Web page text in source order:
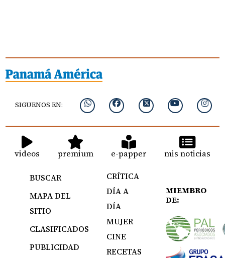
SIGUENOS EN:
videos premium e-papper mis noticias
BUSCAR
MAPA DEL
SITIO
CLASIFICADOS
PUBLICIDAD
CRÍTICA
DÍA A
DÍA
MUJER
CINE
RECETAS
MIEMBRO
DE: